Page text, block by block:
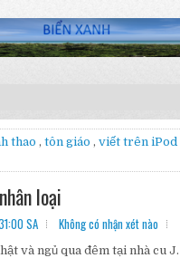
thao , tôn giáo , viết trên iPod
loại
SA Không có nhận xét nào
và ngủ qua đêm tại nhà cu